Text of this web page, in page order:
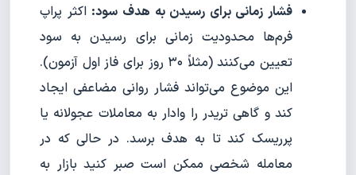
فشار زمانی برای رسیدن به هدف سود: اکثر پراپ
فرم‌ها محدودیت زمانی برای رسیدن به سود
تعیین می‌کنند (مثلاً ۳۰ روز برای فاز اول آزمون).
این موضوع می‌تواند فشار روانی مضاعفی ایجاد
کند و گاهی تریدر را وادار به معاملات عجولانه یا
پرریسک کند تا به هدف برسد. در حالی که در
معامله شخصی ممکن است صبر کنید بازار به